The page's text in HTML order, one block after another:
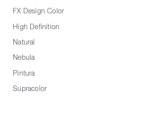
FX Design Color
High Definition
Natural
Nebula
Pintura
Supracolor